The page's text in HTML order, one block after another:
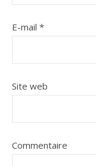
E-mail *
Site web
Commentaire